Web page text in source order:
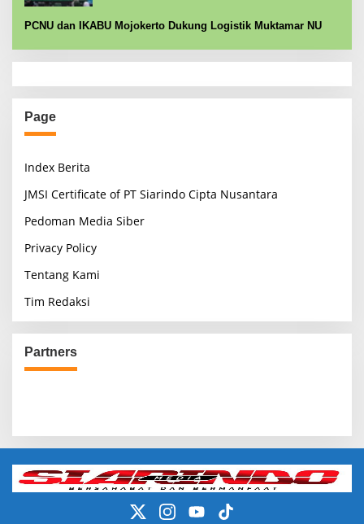
PCNU dan IKABU Mojokerto Dukung Logistik Muktamar NU
Page
Index Berita
JMSI Certificate of PT Siarindo Cipta Nusantara
Pedoman Media Siber
Privacy Policy
Tentang Kami
Tim Redaksi
Partners